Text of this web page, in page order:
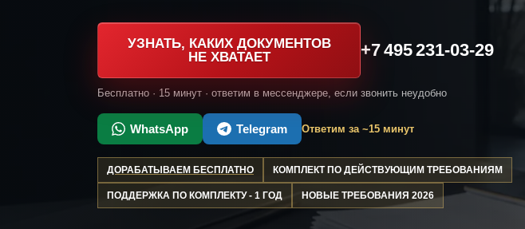
УЗНАТЬ, КАКИХ ДОКУМЕНТОВ
НЕ ХВАТАЕТ
+7 495 231-03-29
Бесплатно · 15 минут · ответим в мессенджере, если звонить неудобно
WhatsApp Telegram Ответим за ~15 минут
ДОРАБАТЫВАЕМ БЕСПЛАТНО КОМПЛЕКТ ПО ДЕЙСТВУЮЩИМ ТРЕБОВАНИЯМ
ПОДДЕРЖКА ПО КОМПЛЕКТУ - 1 ГОД НОВЫЕ ТРЕБОВАНИЯ 2026